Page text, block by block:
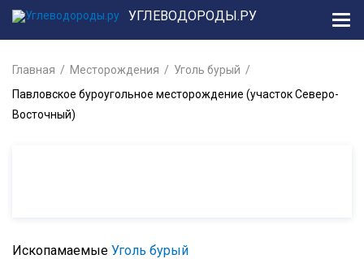
УГЛЕВОДОРОДЫ.РУ
Главная Месторождения
Уголь бурый
Павловское буроугольное месторождение (участок Северо-
Восточный)
Ископамаемые Уголь бурый